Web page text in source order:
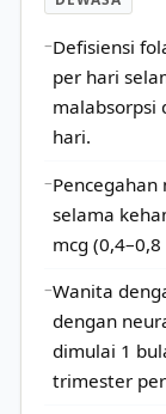
Defisiensi
per hari
malabsorpsi
hari.
selama
mcg
Wanita
dengan
dimulai 1
trimester